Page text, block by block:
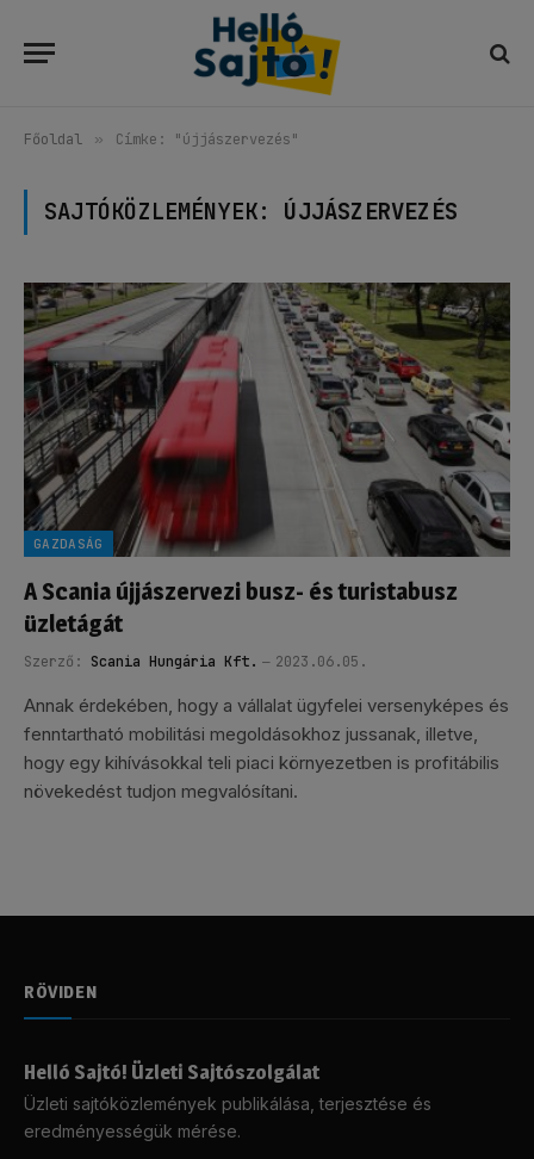
Főoldal » Címke: "újjászervezés"
SAJTÓKÖZLEMÉNYEK: ÚJJÁSZERVEZÉS
GAZDASÁG
A Scania újjászervezi busz- és turistabusz
üzletágát
Szerző: Scania Hungária Kft. 2023.06.05.
Annak érdekében, hogy a vállalat ügyfelei versenyképes és
fenntartható mobilitási megoldásokhoz jussanak, illetve,
hogy egy kihívásokkal teli piaci környezetben is profitábilis
növekedést tudjon megvalósítani.
RÖVIDEN
Helló Sajtó! Üzleti Sajtószolgálat
Üzleti sajtóközlemények publikálása, terjesztése és
eredményességük mérése.